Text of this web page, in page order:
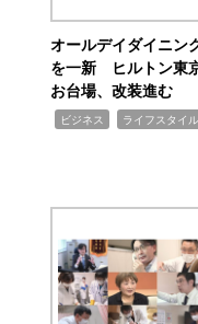
オールデイダイニン
を一新 ヒルトン東
お台場、改装進む
ビジネス ライフスタイル